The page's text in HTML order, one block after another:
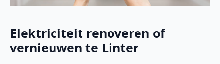
Elektriciteit renoveren of
vernieuwen te Linter